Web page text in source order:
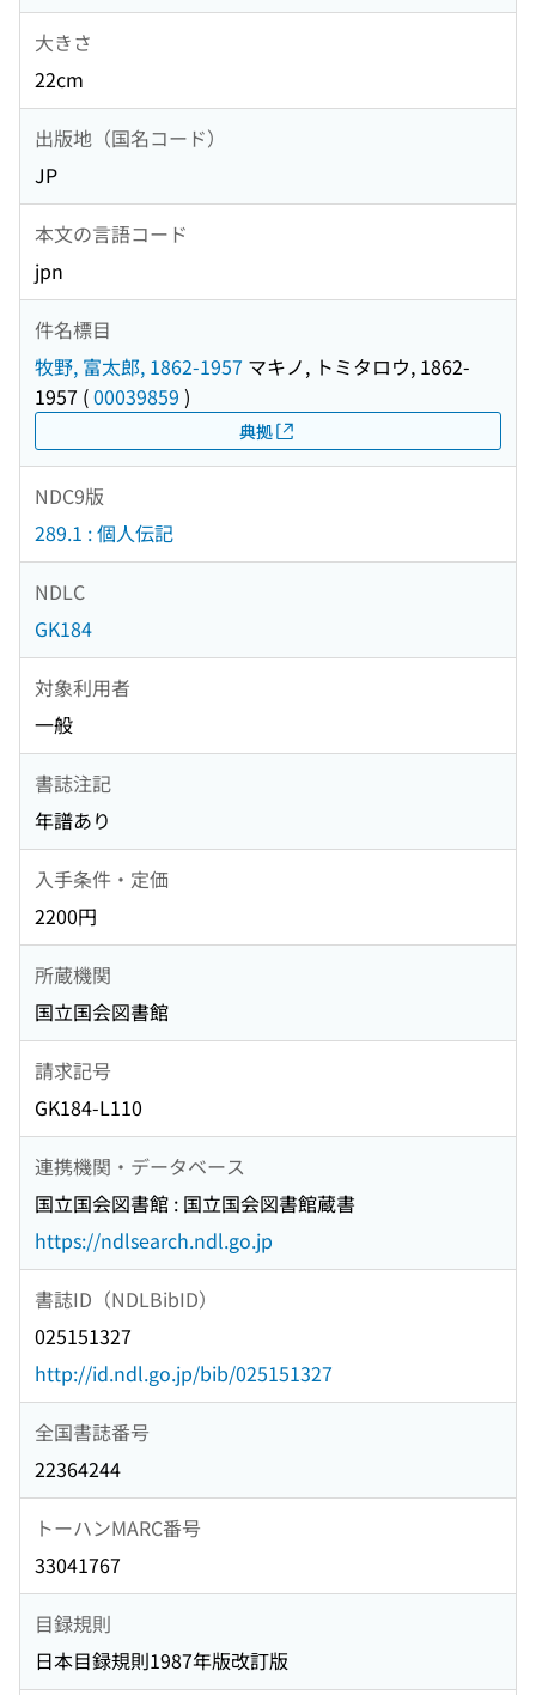
大きさ
22cm
出版地（国名コード）
JP
本文の言語コード
jpn
件名標目
牧野, 富太郎, 1862-1957 マキノ, トミタロウ, 1862-
1957 (00039859 )
典拠
NDC9版
289.1 : 個人伝記
NDLC
GK184
対象利用者
一般
書誌注記
年譜あり
入手条件・定価
2200円
所蔵機関
国立国会図書館
請求記号
GK184-L110
連携機関・データベース
国立国会図書館 : 国立国会図書館蔵書
https://ndlsearch.ndl.go.jp
書誌ID（NDLBibID）
025151327
http://id.ndl.go.jp/bib/025151327
全国書誌番号
22364244
トーハンMARC番号
33041767
目録規則
日本目録規則1987年版改訂版